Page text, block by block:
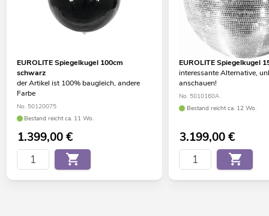
EUROLITE Spiegelkugel 100cm
schwarz
der Artikel ist 100% baugleich, andere
Farbe
No. 50120075
Bestand reicht ca. 11 Wo.
1.399,00€
EUROLITE Spiegelkugel
interessante Alternative,
anschauen!
No. 5010160A
Bestand reicht ca. 12 Wo.
3.199,00€